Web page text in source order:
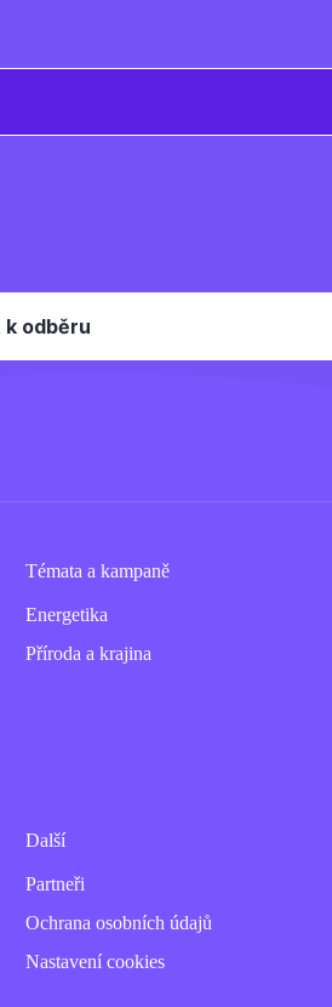
Témata a kampaně
Energetika
Příroda a krajina
Další
Partneři
Ochrana osobních údajů
Nastavení cookies